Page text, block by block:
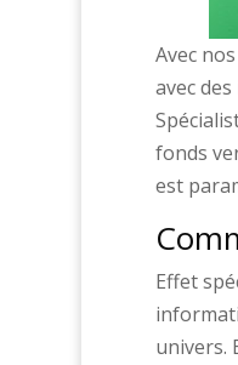
Avec
avec
fonds
est
Effet
univers.